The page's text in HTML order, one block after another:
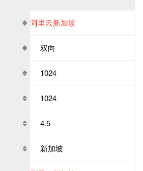
阿里云新加坡
双向
1024
1024
4.5
新加坡